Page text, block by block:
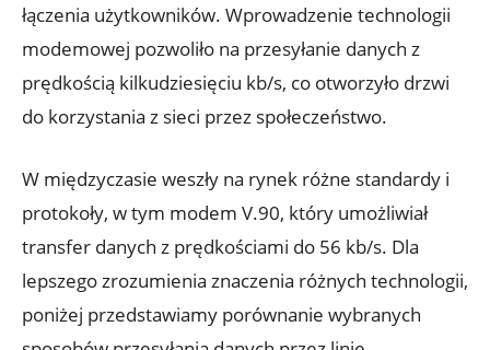
łączenia użytkowników. Wprowadzenie technologii
modemowej pozwoliło na przesyłanie danych z
prędkością kilkudziesięciu kb/s, co otworzyło drzwi
do korzystania z sieci przez społeczeństwo.
W międzyczasie weszły na rynek różne standardy i
protokoły, w tym modem V.90, który umożliwiał
transfer danych z prędkościami do 56 kb/s. Dla
lepszego zrozumienia znaczenia różnych technologii,
poniżej przedstawiamy porównanie wybranych